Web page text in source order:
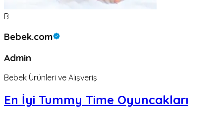
B
Bebek.com
Admin
Bebek Ürünleri ve Alışveriş
En İyi Tummy Time Oyuncakları